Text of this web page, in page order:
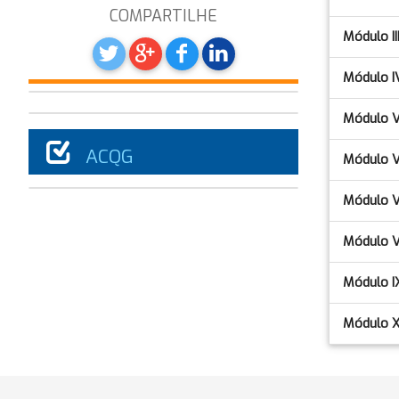
COMPARTILHE
ACQG
Módulo III
Módulo
Módulo
Módulo
Módulo
Módulo
Módulo
Módulo X